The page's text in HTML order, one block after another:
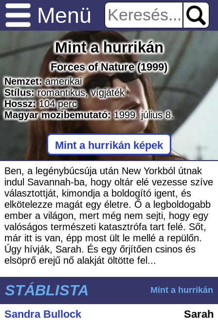
Menü
Mint a hurrikán
Forces of Nature(1999)
Nemzet: amerikai
Stílus: romantikus,vígjáték
Hossz: 104perc
Magyar mozibemutató:1999. július 8.
Mint a hurrikán képek
Ben, a legénybúcsúja után New Yorkból útnak
indul Savannah-ba, hogy oltár elé vezesse szíve
választottját, kimondja a boldogító igent, és
elkötelezze magát egy életre. Ő a legboldogabb
ember a világon, mert még nem sejti, hogy egy
valóságos természeti katasztrófa tart felé. Sőt,
már itt is van, épp most ült le mellé a repülőn.
Úgy hívják, Sarah. És egy őrjítően csinos és
elsöprő erejű nő alakját öltötte fel...
STÁBLISTA Mint a hurrikán
Sandra Bullock
Sarah